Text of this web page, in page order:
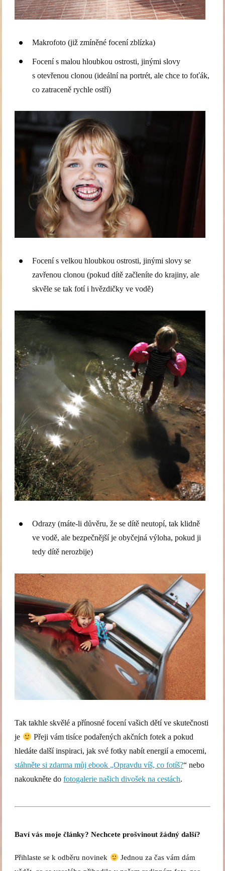
Makrofoto (již zmíněné focení zblízka)
Focení s malou hloubkou ostrosti, jinými slovy
s otevřenou clonou (ideální na portrét, ale chce to foťák,
co zatraceně rychle ostří)
Focení s velkou hloubkou ostrosti, jinými slovy se
zavřenou clonou (pokud dítě začleníte do krajiny, ale
skvěle se tak fotí i hvězdičky ve vodě)
Odrazy (máte-li důvěru, že se dítě neutopí, tak klidně
ve vodě, ale bezpečnější je obyčejná výloha, pokud ji
tedy dítě nerozbije)
Tak takhle skvělé a přínosné focení vašich dětí ve skutečnosti
je
Přeji vám tisíce podařených akčních fotek a pokud
hledáte další inspiraci, jak své fotky nabít energií a emocemi,
stáhněte si zdarma můj ebook „Opravdu víš, co fotíš?“ nebo
nakoukněte dofotogalerie našich divošek na cestách.
Baví vás moje články? Nechcete prošvinout žádný další?
Přihlaste se k odběru novinek
Jednou za čas vám dám